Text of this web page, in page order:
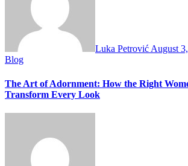
Luka Petrović August
Blog
The Art of Adornment: How the Right
Transform Every Look